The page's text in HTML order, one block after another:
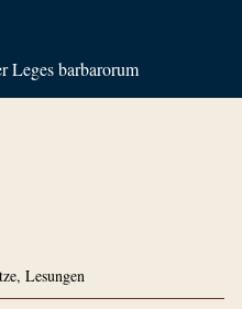
Leges barbarorum
Lesungen